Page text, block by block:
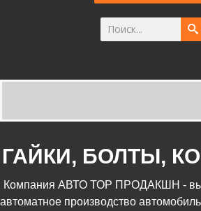
ГАЙКИ, БОЛТЫ,
Компания АВТО ТОР ПРОДАКШН -
автоматное производство